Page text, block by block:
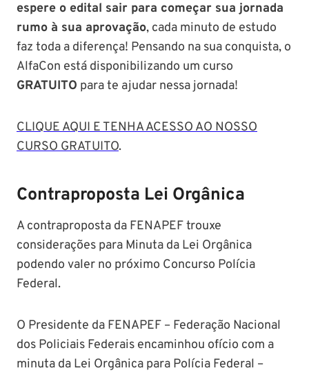
espere o edital sair para começar sua jornada
rumo à sua aprovação, cada minuto de estudo
faz toda a diferença! Pensando na sua conquista, o
AlfaCon está disponibilizando um curso
GRATUITO para te ajudar nessa jornada!
CLIQUE AQUI E TENHA ACESSO AO NOSSO
CURSO GRATUITO.
Contraproposta Lei Orgânica
A contraproposta da FENAPEF trouxe
considerações para Minuta da Lei Orgânica
podendo valer no próximo Concurso Polícia
Federal.
O Presidente da FENAPEF – Federação Nacional
dos Policiais Federais encaminhou ofício com a
minuta da Lei Orgânica para Polícia Federal –